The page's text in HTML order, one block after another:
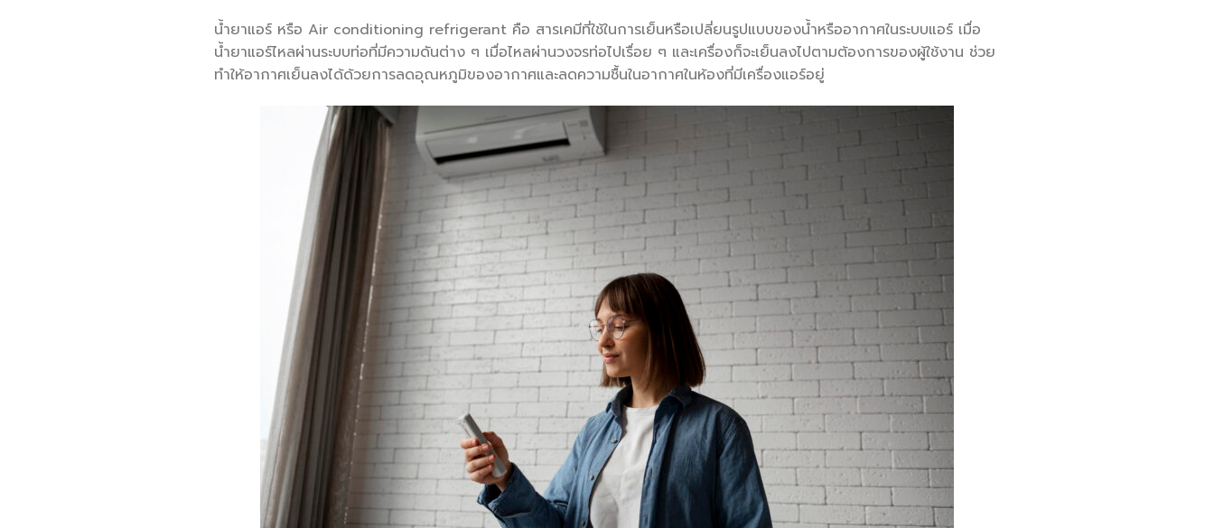
น้ำยาแอร์ หรือ Air conditioning refrigerant คือ สารเคมีที่ใช้ในการเย็นหรือเปลี่ยนรูปแบบของน้ำหรืออากาศในระบบแอร์ เมื่อ
น้ำยาแอร์ไหลผ่านระบบท่อที่มีความดันต่าง ๆ เมื่อไหลผ่านวงจรท่อไปเรื่อย ๆ และเครื่องก็จะเย็นลงไปตามต้องการของผู้ใช้งาน ช่วย
ทำให้อากาศเย็นลงได้ด้วยการลดอุณหภูมิของอากาศและลดความชื้นในอากาศในห้องที่มีเครื่องแอร์อยู่